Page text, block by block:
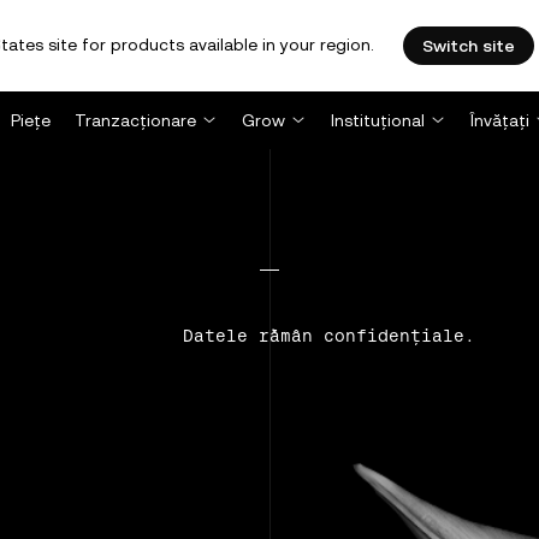
site for products available in your region. Switch site
Piețe Tranzacționare Grow Instituțional Învățați
Datele rămân confidențiale.